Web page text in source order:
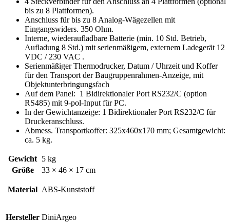
bis zu 8 Plattformen).
Anschluss für bis zu 8 Analog-Wägezellen mit
Eingangswiders. 350 Ohm.
Interne, wiederaufladbare Batterie (min. 10 Std. Betrieb,
Aufladung 8 Std.) mit serienmäßigem, externem Ladegerät 12
VDC / 230 VAC .
Serienmäßiger Thermodrucker, Datum / Uhrzeit und Koffer
für den Transport der Baugruppenrahmen-Anzeige, mit
Objektunterbringungsfach
Auf dem Panel: 1 Bidirektionaler Port RS232/C (option
RS485) mit 9-pol-Input für PC.
In der Gewichtanzeige: 1 Bidirektionaler Port RS232/C für
Druckeranschluss.
Abmess. Transportkoffer: 325x460x170 mm; Gesamtgewicht:
ca. 5 kg.
Gewicht 5 kg
Größe
33 × 46 × 17 cm
Material ABS-Kunststoff
Hersteller DiniArgeo